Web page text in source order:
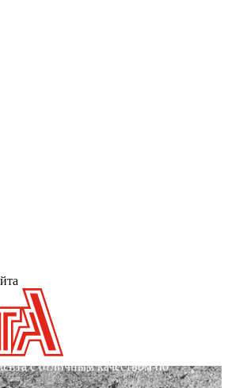
с отличным качеством по